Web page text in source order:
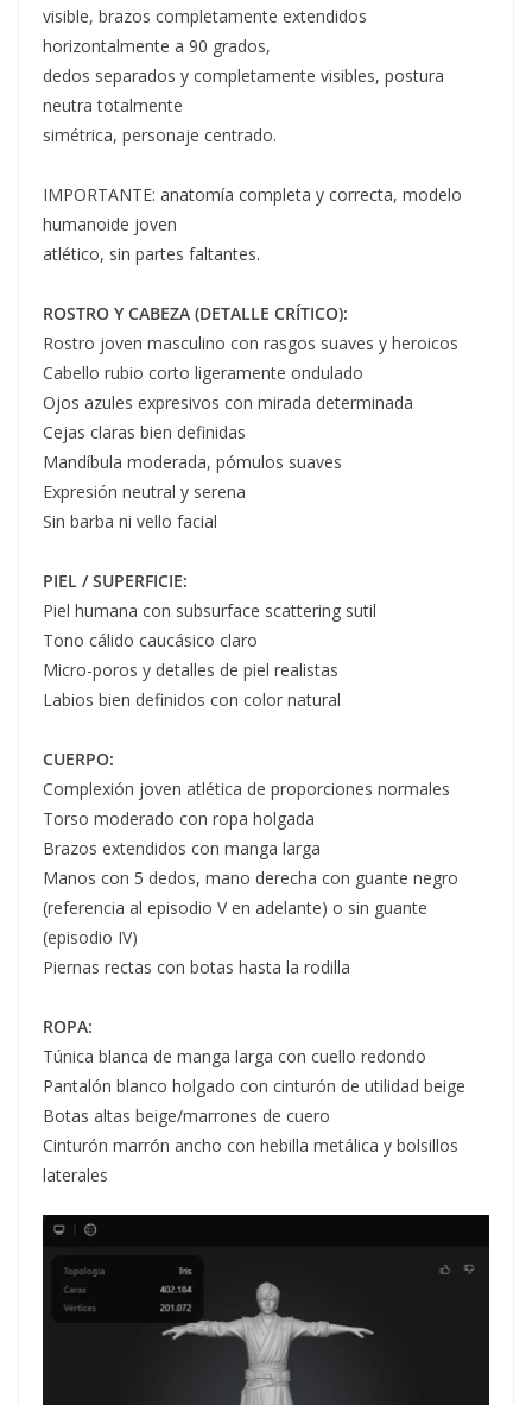
visible, brazos completamente extendidos
horizontalmente a 90 grados,
dedos separados y completamente visibles, postura
neutra totalmente
simétrica, personaje centrado.
IMPORTANTE: anatomía completa y correcta, modelo
humanoide joven
atlético, sin partes faltantes.
ROSTRO Y CABEZA (DETALLE CRÍTICO):
Rostro joven masculino con rasgos suaves y heroicos
Cabello rubio corto ligeramente ondulado
Ojos azules expresivos con mirada determinada
Cejas claras bien definidas
Mandíbula moderada, pómulos suaves
Expresión neutral y serena
Sin barba ni vello facial
PIEL / SUPERFICIE:
Piel humana con subsurface scattering sutil
Tono cálido caucásico claro
Micro-poros y detalles de piel realistas
Labios bien definidos con color natural
CUERPO:
Complexión joven atlética de proporciones normales
Torso moderado con ropa holgada
Brazos extendidos con manga larga
Manos con 5 dedos, mano derecha con guante negro
(referencia al episodio V en adelante) o sin guante
(episodio IV)
Piernas rectas con botas hasta la rodilla
ROPA:
Túnica blanca de manga larga con cuello redondo
Pantalón blanco holgado con cinturón de utilidad beige
Botas altas beige/marrones de cuero
Cinturón marrón ancho con hebilla metálica y bolsillos
laterales